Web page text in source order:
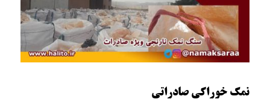
نمک خوراکی صادراتی